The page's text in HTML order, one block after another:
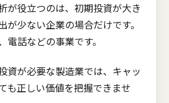
が役立つのは、初期投資が大き
が少ない企業の場合だけです。
話などの事業です。
資が必要な製造業では、キャッ
も正しい価値を把握できませ